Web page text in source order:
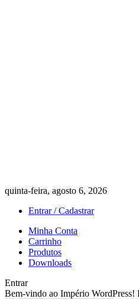
quinta-feira, agosto 6, 2026
Entrar / Cadastrar
Minha Conta
Carrinho
Produtos
Downloads
Entrar
Bem-vindo ao Império WordPress!